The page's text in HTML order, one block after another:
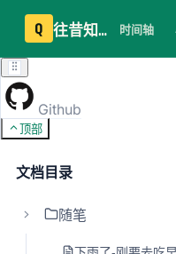
Q 往昔知识库 时间轴
Github
顶部
文档目录
随笔